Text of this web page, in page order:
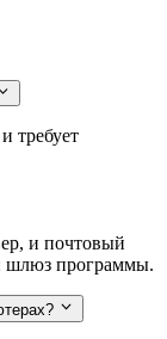
требует
и почтовый
шлюз программы.